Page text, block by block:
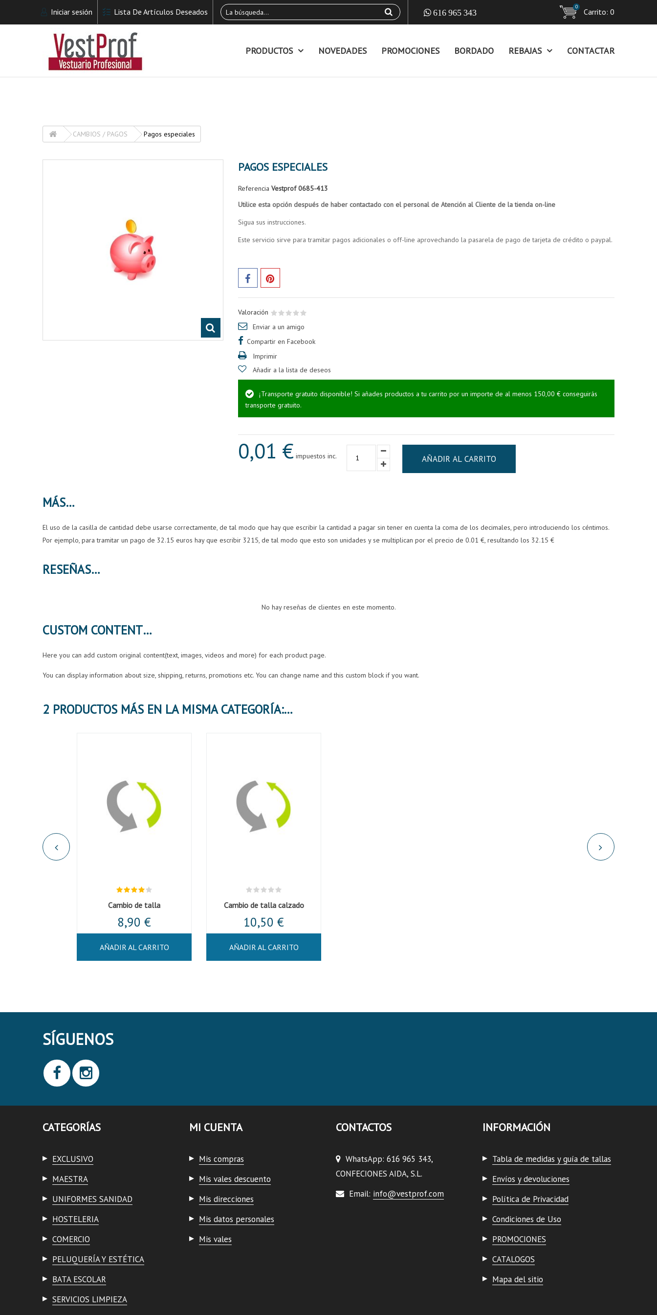
Iniciar sesión Lista De Artículos Deseados Carrito:
0
0
616 965 343
PRODUCTOS NOVEDADES PROMOCIONES BORDADO REBAJAS CONTACTAR
CAMBIOS / PAGOS Pagos especiales
PAGOS ESPECIALES
Referencia Vestprof 0685-413
Utilice esta opción después de haber contactado con el personal de Atención al Cliente de la tienda on-line
Sigua sus instrucciones.
Este servicio sirve para tramitar pagos adicionales o off-line aprovechando la pasarela de pago de tarjeta de crédito o paypal.
Valoración
Enviar a un amigo
Compartir en Facebook
Imprimir
Añadir a la lista de deseos
¡Transporte gratuito disponible! Si añades productos a tu carrito por un importe de al menos 150,00 € conseguirás
transporte gratuito.
0,01 €impuestos inc. AÑADIR AL CARRITO
MÁS
El uso de la casilla de cantidad debe usarse correctamente, de tal modo que hay que escribir la cantidad a pagar sin tener en cuenta la coma de los decimales, pero introduciendo los céntimos.
Por ejemplo, para tramitar un pago de 32.15 euros hay que escribir 3215, de tal modo que esto son unidades y se multiplican por el precio de 0.01 €, resultando los 32.15 €
RESEÑAS
No hay reseñas de clientes en este momento.
CUSTOM CONTENT
Here you can add custom original content(text, images, videos and more) for each product page.
You can display information about size, shipping, returns, promotions etc. You can change name and this custom block if you want.
2 PRODUCTOS MÁS EN LA MISMA CATEGORÍA:
Cambio de talla
8,90 €
AÑADIR AL CARRITO
Cambio de talla calzado
10,50 €
AÑADIR AL CARRITO
SÍGUENOS
CATEGORÍAS
EXCLUSIVO
MAESTRA
UNIFORMES SANIDAD
HOSTELERIA
COMERCIO
PELUQUERÍA Y ESTÉTICA
BATA ESCOLAR
SERVICIOS LIMPIEZA
MI CUENTA
Mis compras
Mis vales descuento
Mis direcciones
Mis datos personales
Mis vales
CONTACTOS
WhatsApp: 616 965 343,
CONFECIONES AIDA, S.L.
Email: info@vestprof.com
INFORMACIÓN
Tabla de medidas y guía de tallas
Envíos y devoluciones
Política de Privacidad
Condiciones de Uso
PROMOCIONES
CATALOGOS
Mapa del sitio